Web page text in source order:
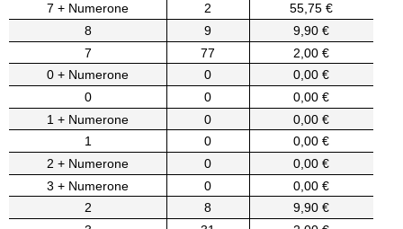
7 + Numerone
2
55,75 €
8
9
9,90 €
7
77
2,00 €
0 + Numerone
0
0,00 €
0
0
0,00 €
1 + Numerone
0
0,00 €
1
0
0,00 €
2 + Numerone
0
0,00 €
3 + Numerone
0
0,00 €
2
8
9,90 €